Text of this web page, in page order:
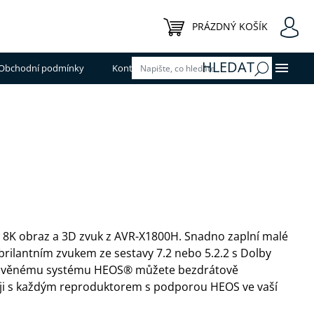
HLEDAT
NÁKUPNÍ KOŠÍK
PRÁZDNÝ KOŠÍK
podmínky
Kontakty
obraz a 3D zvuk z AVR-X1800H. Snadno zaplní malé
zvukem ze sestavy 7.2 nebo 5.2.2 s Dolby
systému HEOS® můžete bezdrátově
každým reproduktorem s podporou HEOS ve vaší